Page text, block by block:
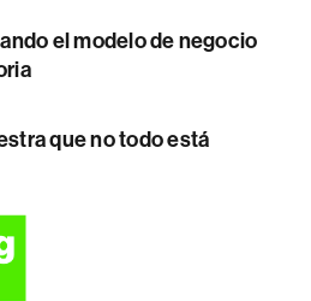
el modelo de negocio
que no todo está